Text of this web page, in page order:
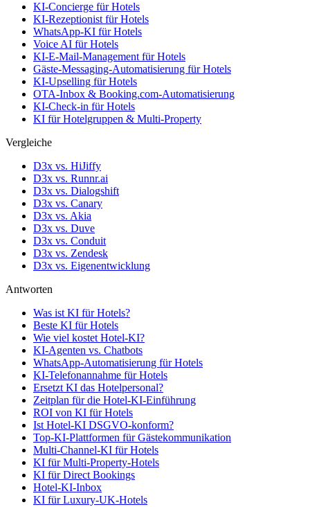
KI-Concierge für Hotels
KI-Rezeptionist für Hotels
WhatsApp-KI für Hotels
Voice AI für Hotels
KI-E-Mail-Management für Hotels
Gäste-Messaging-Automatisierung für Hotels
KI-Upselling für Hotels
OTA-Inbox & Booking.com-Automatisierung
KI-Check-in für Hotels
KI für Hotelgruppen & Multi-Property
Vergleiche
D3x vs. HiJiffy
D3x vs. Runnr.ai
D3x vs. Dialogshift
D3x vs. Canary
D3x vs. Akia
D3x vs. Duve
D3x vs. Conduit
D3x vs. Zendesk
D3x vs. Eigenentwicklung
Antworten
Was ist KI für Hotels?
Beste KI für Hotels
Wie viel kostet Hotel-KI?
KI-Agenten vs. Chatbots
WhatsApp-Automatisierung für Hotels
KI-Telefonannahme für Hotels
Ersetzt KI das Hotelpersonal?
Zeitplan für die Hotel-KI-Einführung
ROI von KI für Hotels
Ist Hotel-KI DSGVO-konform?
Top-KI-Plattformen für Gästekommunikation
Multi-Channel-KI für Hotels
KI für Multi-Property-Hotels
KI für Direct Bookings
Hotel-KI-Inbox
KI für Luxury-UK-Hotels